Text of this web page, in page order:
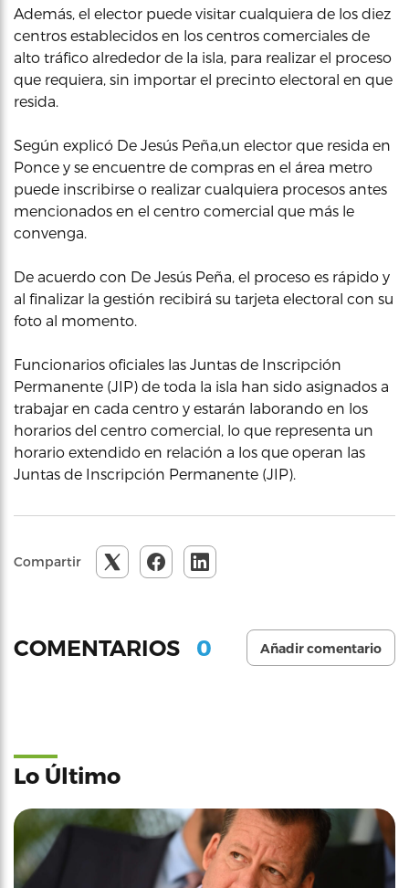
Además, el elector puede visitar cualquiera de los diez
centros establecidos en los centros comerciales de
alto tráfico alrededor de la isla, para realizar el proceso
que requiera, sin importar el precinto electoral en que
resida.
Según explicó De Jesús Peña,un elector que resida en
Ponce y se encuentre de compras en el área metro
puede inscribirse o realizar cualquiera procesos antes
mencionados en el centro comercial que más le
convenga.
De acuerdo con De Jesús Peña, el proceso es rápido y
al finalizar la gestión recibirá su tarjeta electoral con su
foto al momento.
Funcionarios oficiales las Juntas de Inscripción
Permanente (JIP) de toda la isla han sido asignados a
trabajar en cada centro y estarán laborando en los
horarios del centro comercial, lo que representa un
horario extendido en relación a los que operan las
Juntas de Inscripción Permanente (JIP).
Compartir
COMENTARIOS 0 Añadir comentario
Lo Último